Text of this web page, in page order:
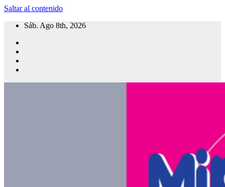
Saltar al contenido
Sáb. Ago 8th, 2026